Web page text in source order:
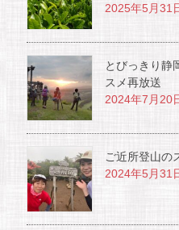
2025年5月31
とびっきり静
スメ再放送
2024年7月20
ご近所登山の
2024年5月31